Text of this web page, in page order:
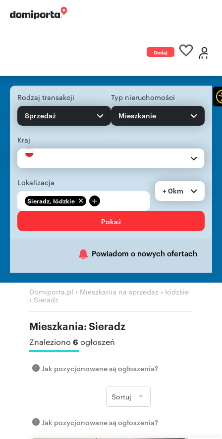
Dodaj
Rodzaj transakcji
Sprzedaż
Typ nieruchomości
Mieszkanie
Kraj
Lokalizacja
Sieradz, łódzkie +
+ 0km
Pokaż
Powiadom o nowych ofertach
Domiporta.pl › Mieszkania na sprzedaż › łódzkie
› Sieradz
Mieszkania: Sieradz
Znaleziono 6 ogłoszeń
Jak pozycjonowane są ogłoszenia?
Sortuj
Jak pozycjonowane są ogłoszenia?